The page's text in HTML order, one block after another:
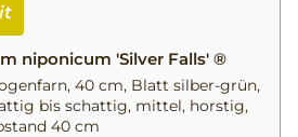
niponicum 'Silver Falls' ®
40 cm, Blatt silber-grün,
bis schattig, mittel, horstig,
40 cm